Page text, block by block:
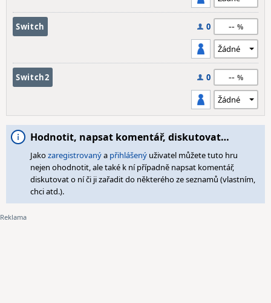
Switch 0 --
Switch2 0 --
Hodnotit, napsat komentář, diskutovat…
Jakozaregistrovanýa přihlášený uživatel můžete tuto hru
nejen ohodnotit, ale také k ní případně napsat komentář,
diskutovat o ní či ji zařadit do některého ze seznamů (vlastním,
chci atd.).